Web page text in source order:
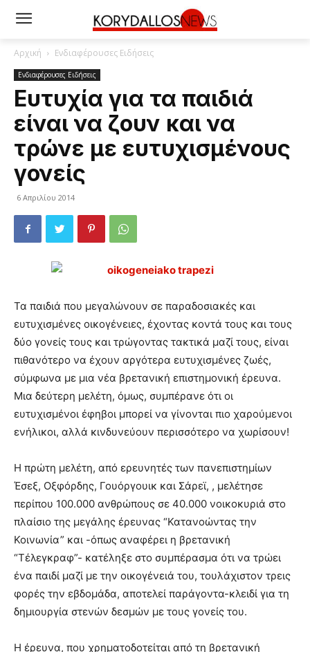
Αρχική Ενδιαφέρουσες Ειδήσεις
Ενδιαφέρουσες Ειδήσεις
Ευτυχία για τα παιδιά
είναι να ζουν και να
τρώνε με ευτυχισμένους
γονείς
6 Απριλίου 2014
Τα παιδιά που μεγαλώνουν σε παραδοσιακές και
ευτυχισμένες οικογένειες, έχοντας κοντά τους και τους
δύο γονείς τους και τρώγοντας τακτικά μαζί τους, είναι
πιθανότερο να έχουν αργότερα ευτυχισμένες ζωές,
σύμφωνα με μια νέα βρετανική επιστημονική έρευνα.
Μια δεύτερη μελέτη, όμως, συμπέρανε ότι οι
ευτυχισμένοι έφηβοι μπορεί να γίνονται πιο χαρούμενοι
ενήλικοι, αλλά κινδυνεύουν περισσότερο να χωρίσουν!
Η πρώτη μελέτη, από ερευνητές των πανεπιστημίων
Έσεξ, Οξφόρδης, Γουόργουικ και Σάρεϊ, , μελέτησε
περίπου 100.000 ανθρώπους σε 40.000 νοικοκυριά στο
πλαίσιο της μεγάλης έρευνας “Κατανοώντας την
Κοινωνία” και -όπως αναφέρει η βρετανική
“Τέλεγκραφ”- κατέληξε στο συμπέρασμα ότι να τρώει
ένα παιδί μαζί με την οικογένειά του, τουλάχιστον τρεις
φορές την εβδομάδα, αποτελεί παράγοντα-κλειδί για τη
δημιουργία στενών δεσμών με τους γονείς του.
Η έρευνα, που χρηματοδοτείται από τη βρετανική